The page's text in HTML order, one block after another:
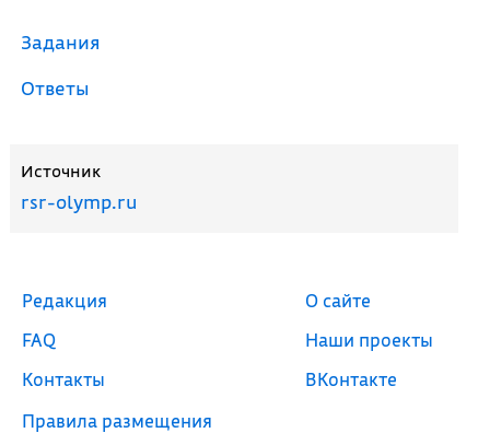
Задания
Ответы
Источник
rsr-olymp.ru
Редакция
FAQ
Контакты
Правила размещения
О сайте
Наши проекты
ВКонтакте